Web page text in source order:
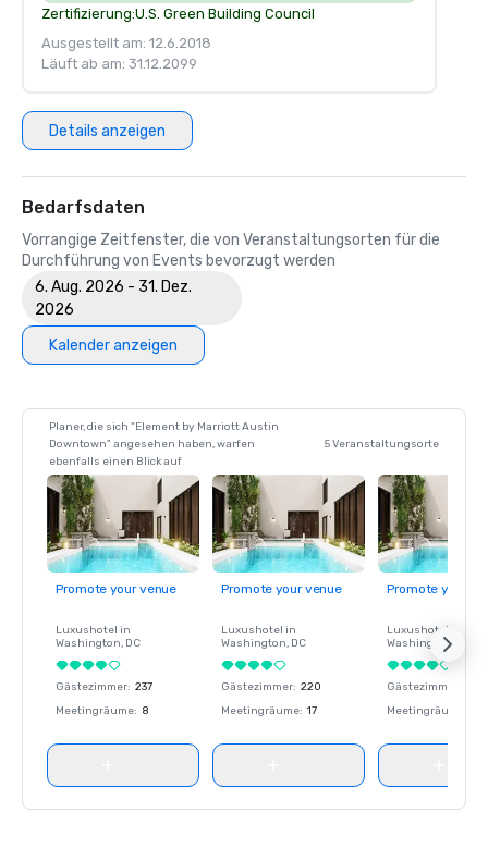
Zertifizierung:U.S. Green Building Council
Ausgestellt am: 12.6.2018
Läuft ab am: 31.12.2099
Details anzeigen
Bedarfsdaten
Vorrangige Zeitfenster, die von Veranstaltungsorten für die
Durchführung von Events bevorzugt werden
6. Aug. 2026 - 31. Dez.
2026
Kalender anzeigen
Planer, die sich "Element by Marriott Austin
Downtown" angesehen haben, warfen
ebenfalls einen Blick auf
5 Veranstaltungsorte
Promote your venue
Luxushotel in
Washington, DC
Gästezimmer: 237
Meetingräume: 8
Promote your venue
Luxushotel in
Washington, DC
Gästezimmer: 220
Meetingräume: 17
Promote your
Luxushotel in
Washington
Gästezimmer
Meetingräume